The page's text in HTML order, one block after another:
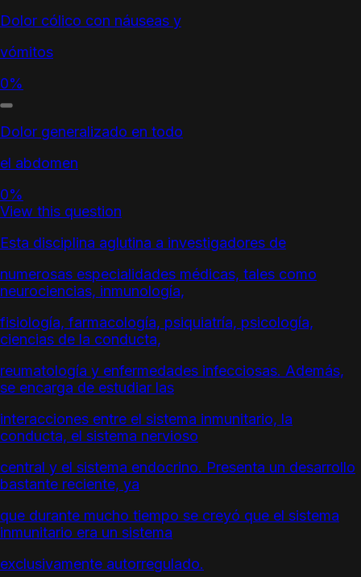
Dolor cólico con náuseas y
vómitos
0%
Dolor generalizado en todo
el abdomen
0%
View this question
Esta disciplina aglutina a investigadores de
numerosas especialidades médicas, tales como
neurociencias, inmunología,
fisiología, farmacología, psiquiatría, psicología,
ciencias de la conducta,
reumatología y enfermedades infecciosas. Además,
se encarga de estudiar las
interacciones entre el sistema inmunitario, la
conducta, el sistema nervioso
central y el sistema endocrino. Presenta un desarrollo
bastante reciente, ya
que durante mucho tiempo se creyó que el sistema
inmunitario era un sistema
exclusivamente autorregulado.